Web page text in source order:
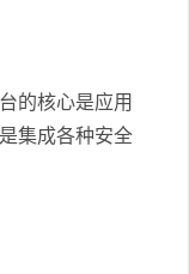
的核心是应用
集成各种安全